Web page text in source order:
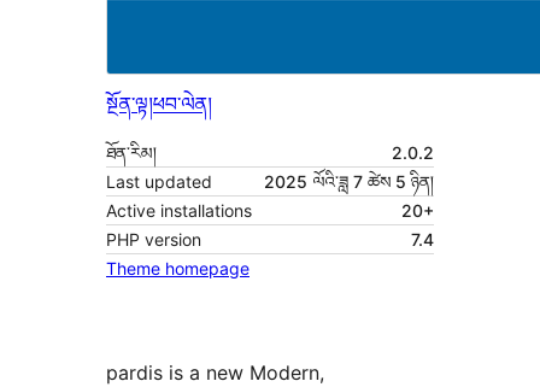
སྔོན་ལྟ།ཕབ་ལེན།
ཐོན་རིམ།
2.0.2
Last updated
2025 ལོའི་ཟླ 7 ཚེས 5 ཉིན།
Active installations
20+
PHP version
7.4
Theme homepage
pardis is a new Modern,